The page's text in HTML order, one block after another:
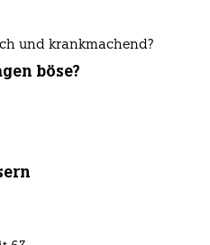
und krankmachend?
böse?